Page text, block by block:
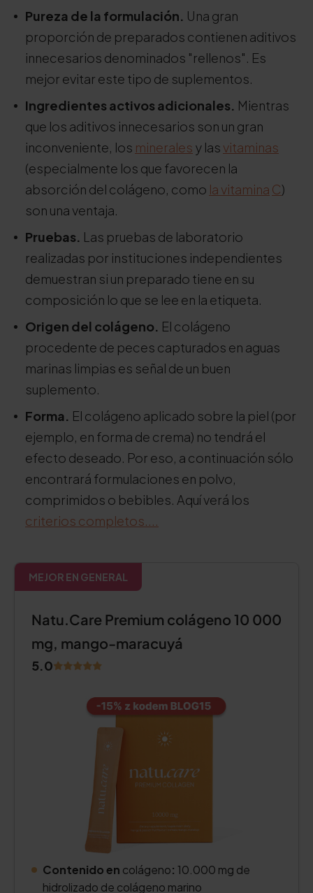
Pureza de la formulación. Una gran
proporción de preparados contienen aditivos
innecesarios denominados "rellenos". Es
mejor evitar este tipo de suplementos.
Ingredientes activos adicionales. Mientras
que los aditivos innecesarios son un gran
inconveniente, los minerales y las vitaminas
(especialmente los que favorecen la
absorción del colágeno, como la vitamina C)
son una ventaja.
Pruebas. Las pruebas de laboratorio
realizadas por instituciones independientes
demuestran si un preparado tiene en su
composición lo que se lee en la etiqueta.
Origen del colágeno. El colágeno
procedente de peces capturados en aguas
marinas limpias es señal de un buen
suplemento.
Forma. El colágeno aplicado sobre la piel (por
ejemplo, en forma de crema) no tendrá el
efecto deseado. Por eso, a continuación sólo
encontrará formulaciones en polvo,
comprimidos o bebibles. Aquí verá los
criterios completos....
MEJOR EN GENERAL
Natu.Care Premium colágeno 10 000
mg, mango-maracuyá
5.0
Contenido en colágeno: 10.000 mg de
hidrolizado de colágeno marino